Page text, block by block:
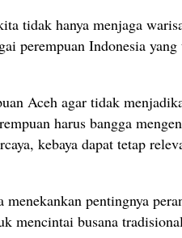
tidak hanya menjaga
perempuan Indonesia yang
Aceh agar tidak
harus bangga
kebaya dapat tetap
pentingnya
mencintai busana